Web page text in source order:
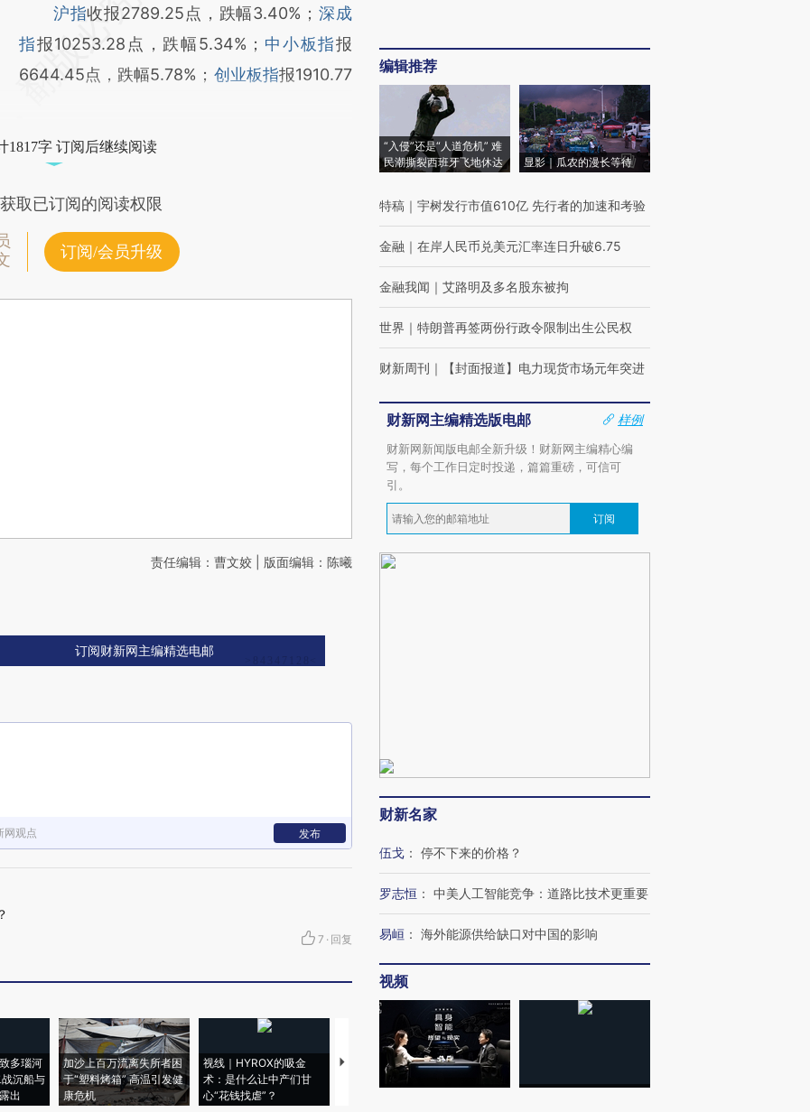
沪指收报2789.25点，跌幅3.40%； 深成
指报10253.28点，跌幅5.34%； 中小板指报
6644.45点，跌幅5.78%； 创业板指报1910.77
1817字 订阅后继续阅读
取已订阅的阅读权限
订阅/会员升级
责任编辑：曹文姣 | 版面编辑：陈曦
订阅财新网主编精选电邮
网观点 发布
7 · 回复
多瑙河
沉船与
出
加沙上百万流离失所者困
于“塑料烤箱” 高温引发健
康危机
视线｜HYROX的吸金
术：是什么让中产们甘
心“花钱找虐”？
马航飞行员跨国走私7万
粒摇头丸 尿检体内含3种
视线｜被称为“蟑螂”的印
度Z世代 用街头抗争将教
编辑推荐
“入侵”还是“人道危机” 难
民潮撕裂西班牙飞地休达
显影｜瓜农的漫长等待
特稿 ｜ 宇树发行市值610亿 先行者的加速和考验
金融 ｜ 在岸人民币兑美元汇率连日升破6.75
金融我闻 ｜ 艾路明及多名股东被拘
世界 ｜ 特朗普再签两份行政令限制出生公民权
财新周刊 ｜ 【封面报道】电力现货市场元年突进
财新网主编精选版电邮
样例
财新网新闻版电邮全新升级！财新网主编精心编
写，每个工作日定时投递，篇篇重磅，可信可
引。
订阅
财新名家
伍戈 ： 停不下来的价格？
罗志恒 ： 中美人工智能竞争：道路比技术更重要
易峘 ： 海外能源供给缺口对中国的影响
视频